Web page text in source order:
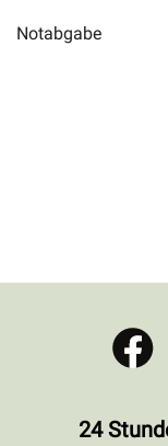
Notabgabe
24